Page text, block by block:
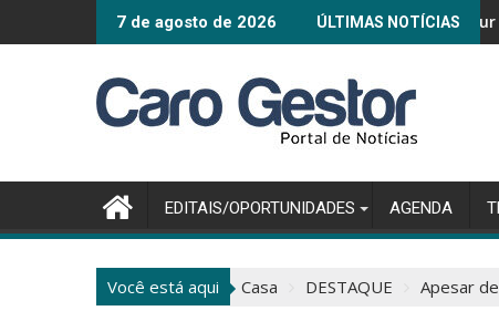
para
7 de agosto de 2026 ÚLTIMAS NOTÍCIAS
Connected
EDITAIS/OPORTUNIDADES AGENDA
Você está aqui Casa DESTAQUE Apesar